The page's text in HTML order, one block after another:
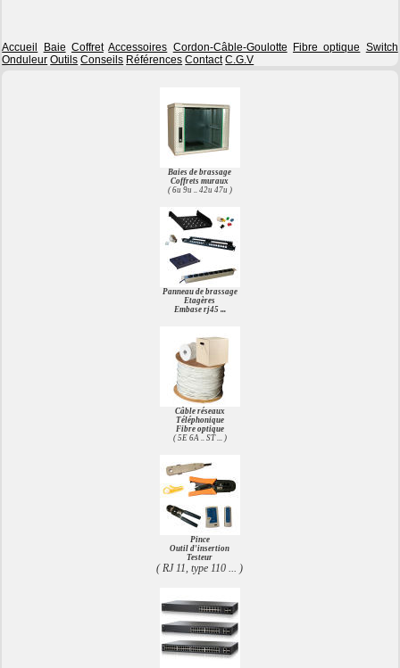
Accueil Baie Coffret Accessoires Cordon-Câble-Goulotte Fibre optique Switch
Onduleur Outils Conseils Références Contact C.G.V
Baies de brassage
Coffrets muraux
( 6u 9u .. 42u 47u )
Panneau de brassage
Etagères
Embase rj45 ...
Câble réseaux
Téléphonique
Fibre optique
( 5E 6A .. ST ... )
Pince
Outil d'insertion
Testeur
( RJ 11, type 110 ... )